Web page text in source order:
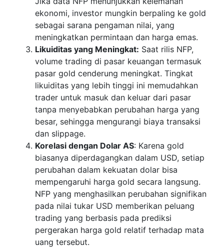
ekonomi, investor mungkin berpaling ke gold
sebagai sarana pengaman nilai, yang
meningkatkan permintaan dan harga emas.
Likuiditas yang Meningkat: Saat rilis NFP,
volume trading di pasar keuangan termasuk
pasar gold cenderung meningkat. Tingkat
likuiditas yang lebih tinggi ini memudahkan
trader untuk masuk dan keluar dari pasar
tanpa menyebabkan perubahan harga yang
besar, sehingga mengurangi biaya transaksi
dan slippage.
Korelasi dengan Dolar AS: Karena gold
biasanya diperdagangkan dalam USD, setiap
perubahan dalam kekuatan dolar bisa
mempengaruhi harga gold secara langsung.
NFP yang menghasilkan perubahan signifikan
pada nilai tukar USD memberikan peluang
trading yang berbasis pada prediksi
pergerakan harga gold relatif terhadap mata
uang tersebut.